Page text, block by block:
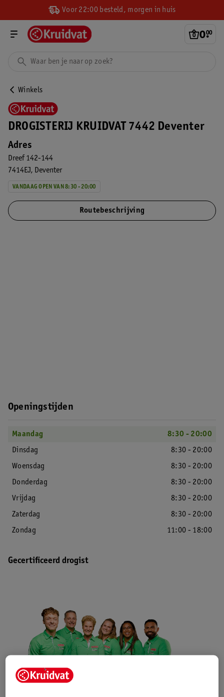
Voor 22:00 besteld, morgen in huis
0.
00
Winkels
DROGISTERIJ KRUIDVAT 7442 Deventer
Adres
Dreef 142-144
7414EJ
Deventer
VANDAAG OPEN VAN 8:30 - 20:00
Routebeschrijving
Openingstijden
Maandag
8:30 - 20:00
Dinsdag
8:30 - 20:00
Woensdag
8:30 - 20:00
Donderdag
8:30 - 20:00
Vrijdag
8:30 - 20:00
Zaterdag
8:30 - 20:00
Zondag
11:00 - 18:00
Gecertificeerd drogist